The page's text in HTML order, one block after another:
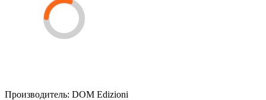
Производитель: DOM Edizioni